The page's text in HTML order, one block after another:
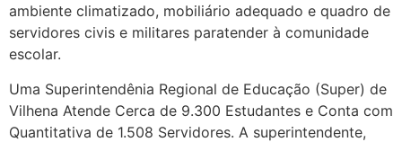
ambiente climatizado, mobiliário adequado e quadro de
servidores civis e militares paratender à comunidade
escolar.
Uma Superintendênia Regional de Educação (Super) de
Vilhena Atende Cerca de 9.300 Estudantes e Conta com
Quantitativa de 1.508 Servidores. A superintendente,